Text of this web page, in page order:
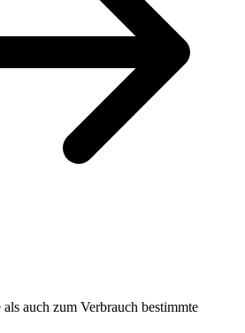
auch zum Verbrauch bestimmte